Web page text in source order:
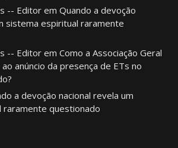
-- Editorem Quando a devoção
sistema espiritual raramente
-- Editorem Como a Associação Geral
anúncio da presença de ETs no
a devoção nacional revela um
questionado